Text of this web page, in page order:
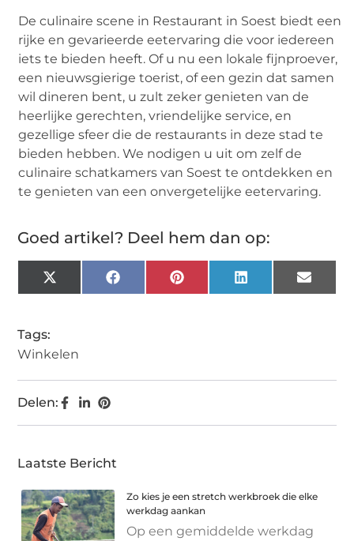
De culinaire scene in Restaurant in Soest biedt een
rijke en gevarieerde eetervaring die voor iedereen
iets te bieden heeft. Of u nu een lokale fijnproever,
een nieuwsgierige toerist, of een gezin dat samen
wil dineren bent, u zult zeker genieten van de
heerlijke gerechten, vriendelijke service, en
gezellige sfeer die de restaurants in deze stad te
bieden hebben. We nodigen u uit om zelf de
culinaire schatkamers van Soest te ontdekken en
te genieten van een onvergetelijke eetervaring.
Goed artikel? Deel hem dan op:
X
(Twitter)
FacebookPinterest LinkedIn Email
Tags:
Winkelen
Delen:
Laatste Bericht
Zo kies je een stretch werkbroek die elke
werkdag aankan
Op een gemiddelde werkdag